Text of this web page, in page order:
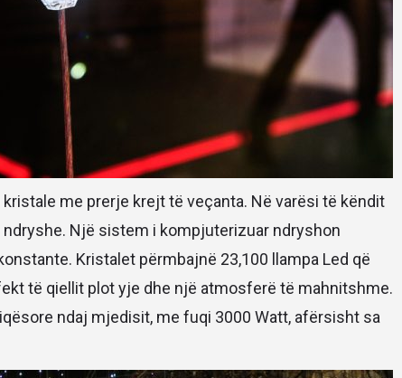
me prerje krejt të veçanta. Në varësi të këndit
Një sistem i kompjuterizuar ndryshon
Kristalet përmbajnë 23,100 llampa Led që
të qiellit plot yje dhe një atmosferë të mahnitshme.
ndaj mjedisit, me fuqi 3000 Watt, afërsisht sa